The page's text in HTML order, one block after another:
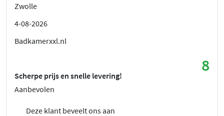
Zwolle
4-08-2026
Badkamerxxl.nl
8
Scherpe prijs en snelle levering!
Aanbevolen
Deze klant beveelt ons aan